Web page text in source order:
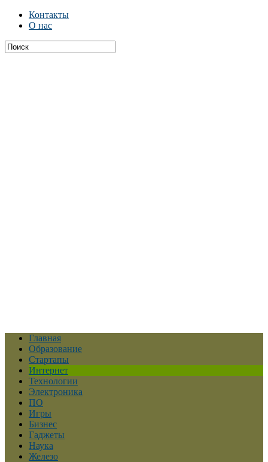
Контакты
О нас
Главная
Образование
Стартапы
Интернет
Технологии
Электроника
ПО
Игры
Бизнес
Гаджеты
Наука
Железо